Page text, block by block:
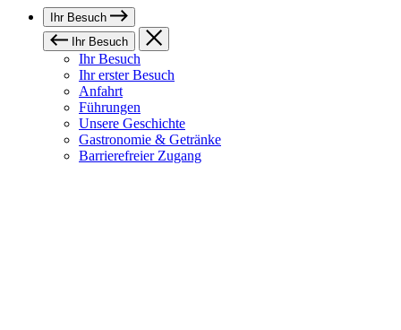
Ihr Besuch
Ihr Besuch
Ihr Besuch
Ihr erster Besuch
Anfahrt
Führungen
Unsere Geschichte
Gastronomie & Getränke
Barrierefreier Zugang